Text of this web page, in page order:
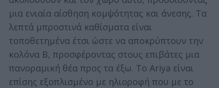
μια ενιαία αίσθηση κομψότητας και άνεσης. Τα
λεπτά μπροστινά καθίσματα είναι
τοποθετημένα έτσι ώστε να αποκρύπτουν την
κολόνα Β, προσφέροντας στους επιβάτες μια
πανοραμική θέα προς τα έξω. Το Ariya είναι
επίσης εξοπλισμένο με ηλιοροφή που με το